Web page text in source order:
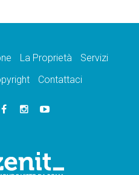
La Proprietà
Servizi
Contattaci